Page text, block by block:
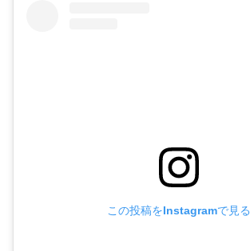
この投稿をInstagramで見る